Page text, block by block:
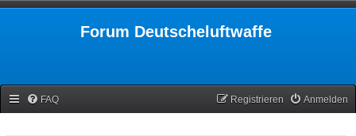
Forum Deutscheluftwaffe
FAQ Anmelden
Registrieren